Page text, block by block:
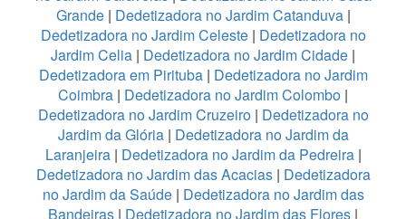
Grande| Dedetizadora no Jardim Catanduva|
Dedetizadora no Jardim Celeste| Dedetizadora no
Jardim Celia | Dedetizadora no Jardim Cidade |
Dedetizadora em Pirituba| Dedetizadora no Jardim
Coimbra | Dedetizadora no Jardim Colombo |
Dedetizadora no Jardim Cruzeiro| Dedetizadora no
Jardim da Glória| Dedetizadora no Jardim da
Laranjeira| Dedetizadora no Jardim da Pedreira|
Dedetizadora no Jardim das Acacias| Dedetizadora
no Jardim da Saúde| Dedetizadora no Jardim das
Bandeiras | Dedetizadora no Jardim das Flores |